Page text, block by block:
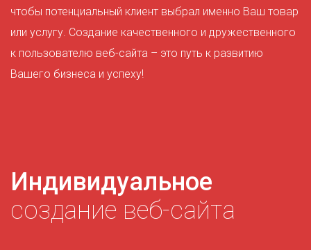
чтобы потенциальный клиент выбрал именно Ваш товар
или услугу. Создание качественного и дружественного
к пользователю веб-сайта – это путь к развитию
Вашего бизнеса и успеху!
Индивидуальное
создание веб-сайта